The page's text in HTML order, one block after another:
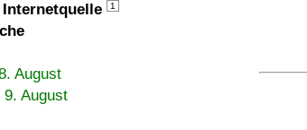
1
August
9. August